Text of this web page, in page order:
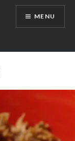
MENU